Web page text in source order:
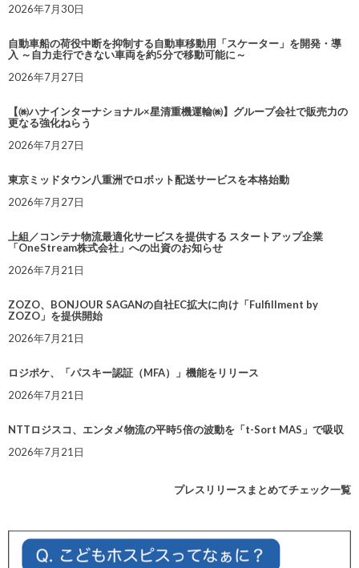
2026年7月30日
自動車船の荷役中断を抑制する自動車移動用「スケーター」を開発・導
入 ～自力走行できない車両を約5分で移動可能に～
2026年7月27日
【㈱ハナインターナショナル×星清重機運輸㈱】グループ会社で販売力の
更なる強化ねらう
2026年7月27日
東京ミッドタウン八重洲でロボット配送サービスを本格始動
2026年7月27日
上組／コンテナ物流最適化サービスを提供する スタートアップ企業
「OneStream株式会社」への出資のお知らせ
2026年7月21日
ZOZO、BONJOUR SAGANの自社EC拡大に向け「Fulfillment by
ZOZO」を提供開始
2026年7月21日
ロジポケ、「パスキー認証（MFA）」機能をリリース
2026年7月21日
NTTロジスコ、エンタメ物流の平時5倍の波動を「t-Sort MAS」で吸収
2026年7月21日
プレスリリースまとめてチェック一覧